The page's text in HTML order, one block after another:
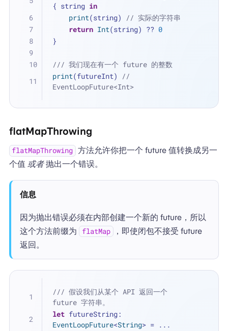
{ string in
print(string) // 实际的字符串
return Int(string) ?? 0
}
/// 我们现在有一个 future 的整数
print(futureInt) //
EventLoopFuture<Int>
flatMapThrowing
flatMapThrowing 方法允许你把一个 future 值转换成另一
个值 或者抛出一个错误。
信息
因为抛出错误必须在内部创建一个新的 future，所以
这个方法前缀为
flatMap
，即使闭包不接受 future
返回。
/// 假设我们从某个 API 返回一个
future 字符串。
let
EventLoopFuture<String> = ...